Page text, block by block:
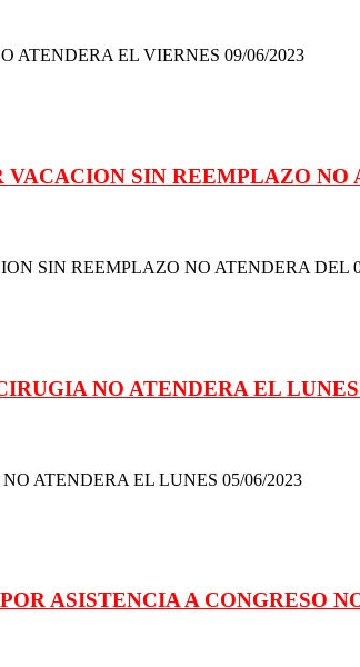
ATENDERA EL VIERNES 09/06/2023
SIN REEMPLAZO NO
SIN REEMPLAZO NO ATENDERA DEL
NO ATENDERA EL LUNES
ATENDERA EL LUNES 05/06/2023
ASISTENCIA A CONGRESO